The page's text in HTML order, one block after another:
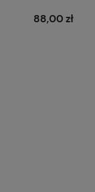
88,00 zł